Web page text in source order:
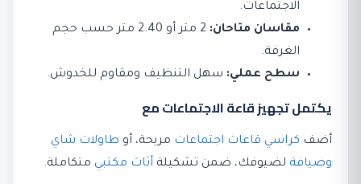
الاجتماعات.
مقاسان متاحان:
2 متر أو 2.40 متر حسب حجم
الغرفة.
سطح عملي: سهل التنظيف ومقاوم للخدوش.
يكتمل تجهيز قاعة الاجتماعات مع
أضف كراسي قاعات اجتماعات مريحة، أو طاولات شاي
وضيافة لضيوفك، ضمن تشكيلة أثاث مكتبي متكاملة.